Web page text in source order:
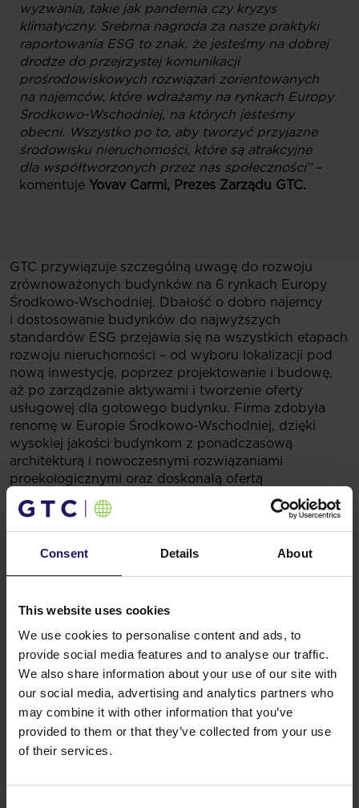
Consent Details About
This website uses cookies
We use cookies to personalise content and ads, to
provide social media features and to analyse our traffic.
We also share information about your use of our site with
our social media, advertising and analytics partners who
may combine it with other information that you’ve
provided to them or that they’ve collected from your use
of their services.
wyzwania, takie jak pandemia czy kryzys
klimatyczny. Srebrna nagroda za nasze praktyki
raportowania ESG to znak, że jesteśmy na dobrej
drodze do przejrzystej komunikacji
prośrodowiskowych rozwiązań zorientowanych
na najemców, które wdrażamy na rynkach Europy
Środkowo-Wschodniej, na których jesteśmy
obecni. Wszystko po to, aby tworzyć przyjazne
środowisku nieruchomości, które są atrakcyjne
dla współtworzonych przez nas społeczności” –
komentuje Yovav Carmi, Prezes Zarządu GTC.
GTC przywiązuje szczególną uwagę do rozwoju
zrównoważonych budynków na 6 rynkach Europy
Środkowo-Wschodniej. Dbałość o dobro najemcy
i dostosowanie budynków do najwyższych
standardów ESG przejawia się na wszystkich etapach
rozwoju nieruchomości – od wyboru lokalizacji pod
nową inwestycję, poprzez projektowanie i budowę,
aż po zarządzanie aktywami i tworzenie oferty
usługowej dla gotowego budynku. Firma zdobyła
renomę w Europie Środkowo-Wschodniej, dzięki
wysokiej jakości budynkom z ponadczasową
architekturą i nowoczesnymi rozwiązaniami
proekologicznymi oraz doskonałą ofertą
dla najemców. Deweloper stale rewitalizuje swoje
obiekty i tereny zewnętrzne, sukcesywnie
rozbudowując katalog udogodnień dostępnych
dla najemców, takich jak np. ścieżki rowerowe.
84% budynków Grupy. Więcej informacji na temat
zrównoważonego budownictwa i polityki
prośrodowiskowej można znaleźć w raporcie ESG
Grupy, który jest dostępny na stronie
internetowej: www.esg.gtc.com.pl.